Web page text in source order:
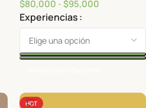
$80,000 -$95,000
Experiencias
HOT